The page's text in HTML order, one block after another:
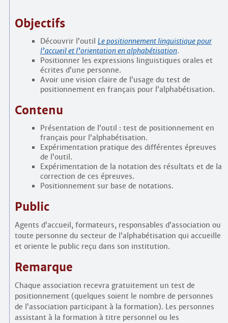
Objectifs
Découvrir l’outil Le positionnement linguistique pour
l’accueil et l’orientation en alphabétisation.
Positionner les expressions linguistiques orales et
écrites d’une personne.
Avoir une vision claire de l’usage du test de
positionnement en français pour l’alphabétisation.
Contenu
Présentation de l’outil : test de positionnement en
français pour l’alphabétisation.
Expérimentation pratique des différentes épreuves
de l’outil.
Expérimentation de la notation des résultats et de la
correction de ces épreuves.
Positionnement sur base de notations.
Public
Agents d’accueil, formateurs, responsables d’association ou
toute personne du secteur de l’alphabétisation qui accueille
et oriente le public reçu dans son institution.
Remarque
Chaque association recevra gratuitement un test de
positionnement (quelques soient le nombre de personnes
de l’association participant à la formation). Les personnes
assistant à la formation à titre personnel ou les